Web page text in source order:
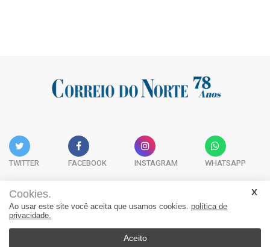
TWITTER FACEBOOK INSTAGRAM WHATSAPP
Acervo Digital Fale Conosco Quem Somos
Cookies.
Ao usar este site você aceita que usamos cookies. política de
privacidade.
Aceito